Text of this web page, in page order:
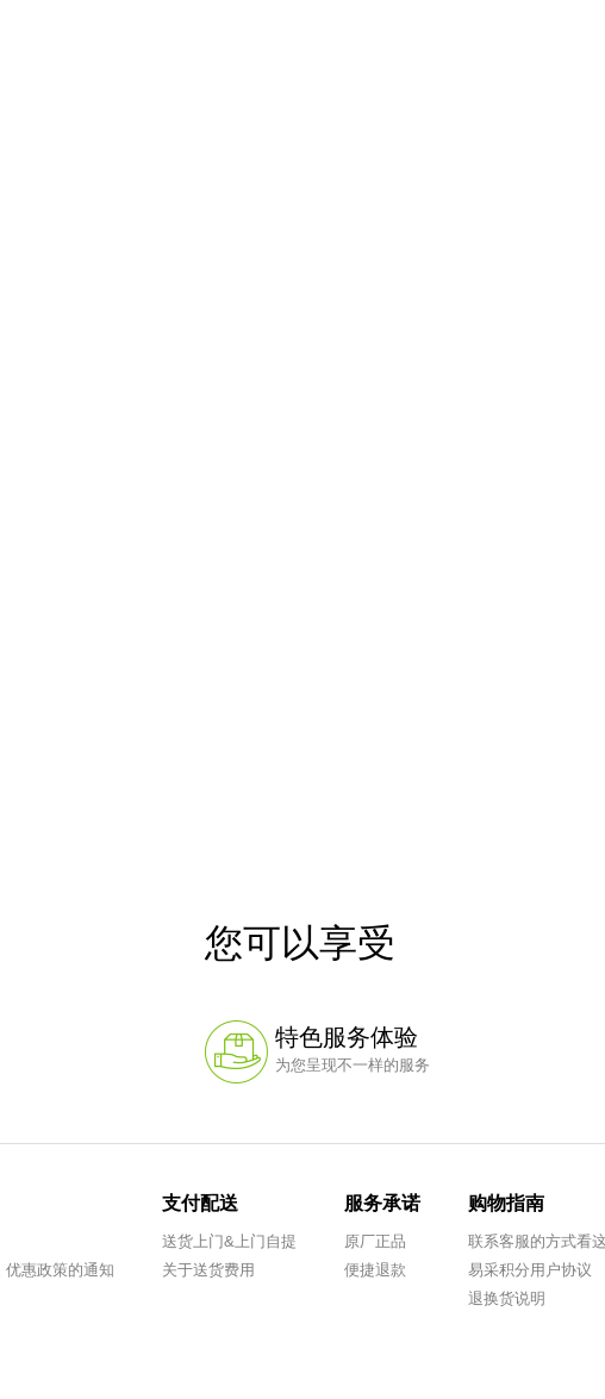
您可以享受
特色服务体验
为您呈现不一样的服务
优惠政策的通知
支付配送
送货上门&上门自提
关于送货费用
服务承诺
原厂正品
便捷退款
购物指南
联系客服的方式看
易采积分用户协议
退换货说明